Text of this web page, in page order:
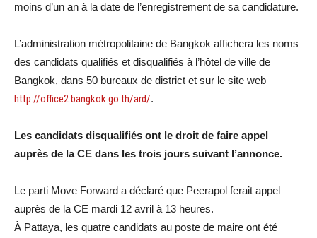
moins d’un an à la date de l’enregistrement de sa candidature.
L’administration métropolitaine de Bangkok affichera les noms
des candidats qualifiés et disqualifiés à l’hôtel de ville de
Bangkok, dans 50 bureaux de district et sur le site web
http://office2.bangkok.go.th/ard/.
Les candidats disqualifiés ont le droit de faire appel
auprès de la CE dans les trois jours suivant l’annonce.
Le parti Move Forward a déclaré que Peerapol ferait appel
auprès de la CE mardi 12 avril à 13 heures.
À Pattaya, les quatre candidats au poste de maire ont été